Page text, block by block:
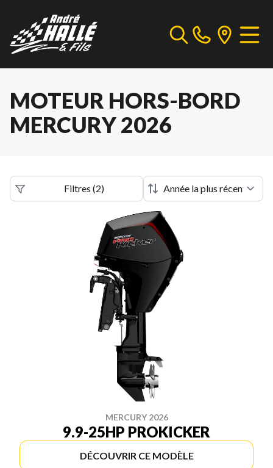
MOTEUR HORS-BORD
MERCURY 2026
Filtres (2)
MERCURY 2026
9.9-25HP PROKICKER
DÉCOUVRIR CE MODÈLE